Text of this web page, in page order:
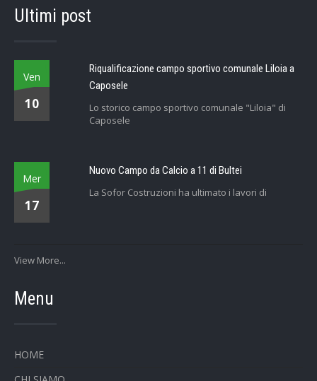
Ultimi post
Ven
10
Riqualificazione campo sportivo comunale Liloia a
Caposele
Lo storico campo sportivo comunale "Liloia" di
Caposele
Mer
17
Nuovo Campo da Calcio a 11 di Bultei
La Sofor Costruzioni ha ultimato i lavori di
View More...
Menu
HOME